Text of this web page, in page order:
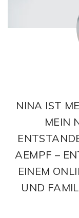
NINA IST
MEIN
AEMPF –
EINEM
UND